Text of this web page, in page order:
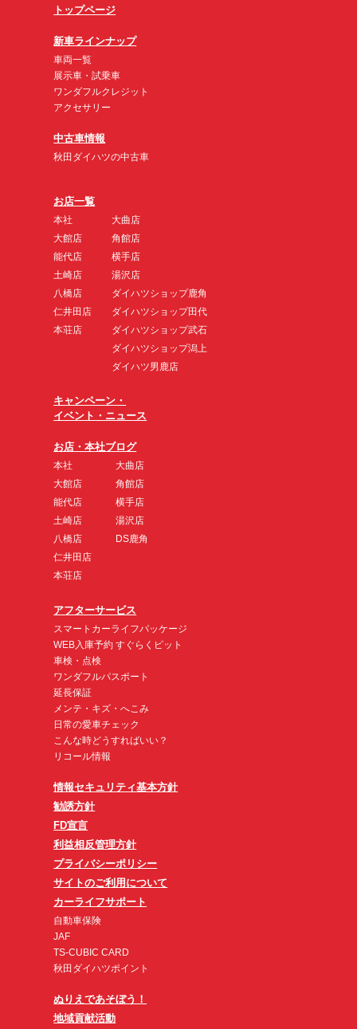
トップページ
新車ラインナップ
車両一覧
展示車・試乗車
ワンダフルクレジット
アクセサリー
中古車情報
秋田ダイハツの中古車
お店一覧
本社
大館店
能代店
土崎店
八橋店
仁井田店
本荘店
大曲店
角館店
横手店
湯沢店
ダイハツショップ鹿角
ダイハツショップ田代
ダイハツショップ武石
ダイハツショップ潟上
ダイハツ男鹿店
キャンペーン・
イベント・ニュース
お店・本社ブログ
本社
大館店
能代店
土崎店
八橋店
仁井田店
本荘店
大曲店
角館店
横手店
湯沢店
DS鹿角
アフターサービス
スマートカーライフパッケージ
WEB入庫予約 すぐらくピット
車検・点検
ワンダフルパスポート
延長保証
メンテ・キズ・へこみ
日常の愛車チェック
こんな時どうすればいい？
リコール情報
情報セキュリティ基本方針
勧誘方針
FD宣言
利益相反管理方針
プライバシーポリシー
サイトのご利用について
カーライフサポート
自動車保険
JAF
TS-CUBIC CARD
秋田ダイハツポイント
ぬりえであそぼう！
地域貢献活動